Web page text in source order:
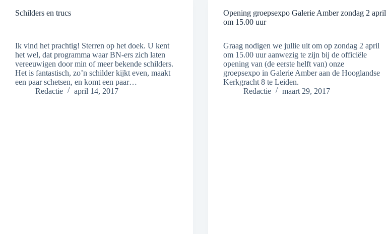
Schilders en trucs
Ik vind het prachtig! Sterren op het doek. U kent
het wel, dat programma waar BN-ers zich laten
vereeuwigen door min of meer bekende schilders.
Het is fantastisch, zo’n schilder kijkt even, maakt
een paar schetsen, en komt een paar…
Redactie
april 14, 2017
Opening groepsexpo Galerie Amber zondag 2 april
om 15.00 uur
Graag nodigen we jullie uit om op zondag 2 april
om 15.00 uur aanwezig te zijn bij de officiële
opening van (de eerste helft van) onze
groepsexpo in Galerie Amber aan de Hooglandse
Kerkgracht 8 te Leiden.
Redactie
maart 29, 2017